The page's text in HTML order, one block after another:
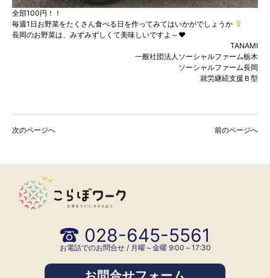
全部100円！！
毎週1日お野菜をたくさん食べる日を作ってみてはいかがでしょうか
長岡のお野菜は、みずみずしくて美味しいですよ～♥
TANAMI
一般社団法人ソーシャルファーム栃木
ソーシャルファーム長岡
就労継続支援Ｂ型
前のページへ
次のページへ
028-645-5561
お電話でのお問合せ / 月曜～金曜 9:00～17:30